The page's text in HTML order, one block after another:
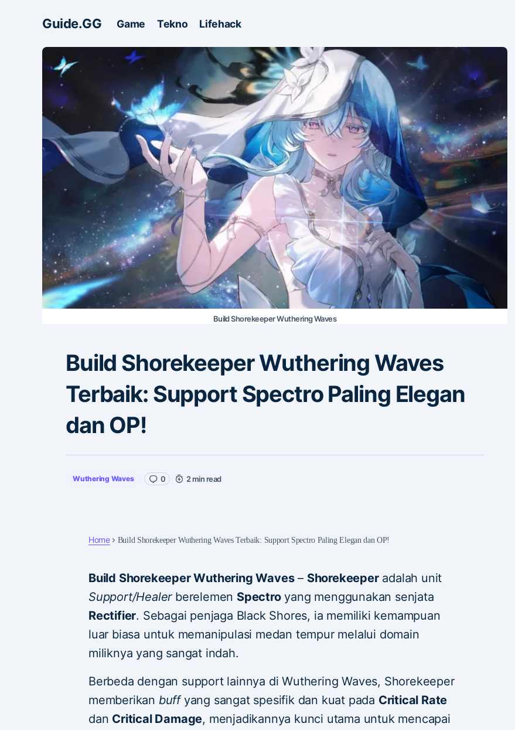
Guide.GG Game Tekno Lifehack
Build Shorekeeper Wuthering Waves
Build Shorekeeper Wuthering Waves
Terbaik: Support Spectro Paling Elegan
dan OP!
Wuthering Waves 0 2 min read
Home Build Shorekeeper Wuthering Waves Terbaik: Support Spectro Paling Elegan dan OP!
Build Shorekeeper Wuthering Waves– Shorekeeperadalah unit
Support/Healerberelemen Spectroyang menggunakan senjata
Rectifier. Sebagai penjaga Black Shores, ia memiliki kemampuan
luar biasa untuk memanipulasi medan tempur melalui domain
miliknya yang sangat indah.
Berbeda dengan support lainnya di Wuthering Waves, Shorekeeper
memberikan buffyang sangat spesifik dan kuat pada Critical Rate
dan Critical Damage, menjadikannya kunci utama untuk mencapai